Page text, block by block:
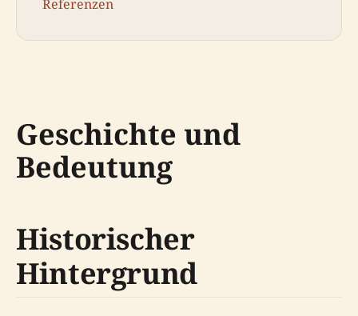
Referenzen
Geschichte und
Bedeutung
Historischer
Hintergrund